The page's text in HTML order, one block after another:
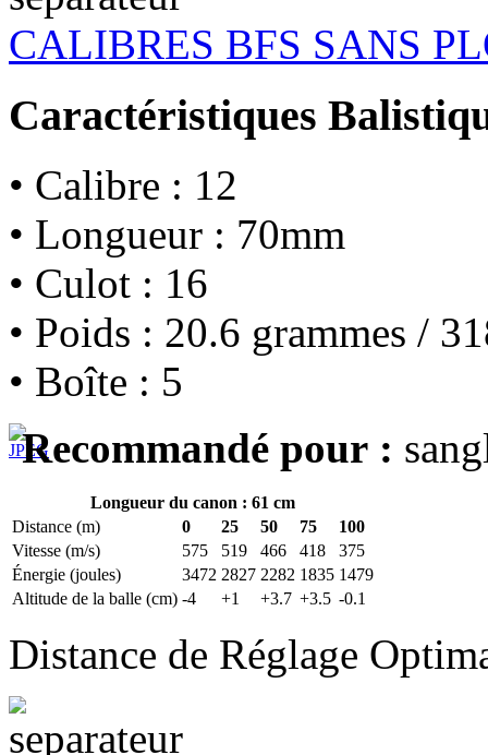
CALIBRES BFS SANS
Caractéristiques
• Calibre : 12
• Longueur : 70mm
• Culot : 16
• Poids : 20.6 grammes /
• Boîte : 5
Recommandé pour :
Longueur du canon : 61 cm
Distance (m)
0 25 50 75
100
Vitesse (m/s)
575 519 466 418
375
Énergie (joules)
3472 2827 2282 1835 1479
Altitude de la balle (cm) -4 +1 +3.7 +3.5 -0.1
Distance de Réglage